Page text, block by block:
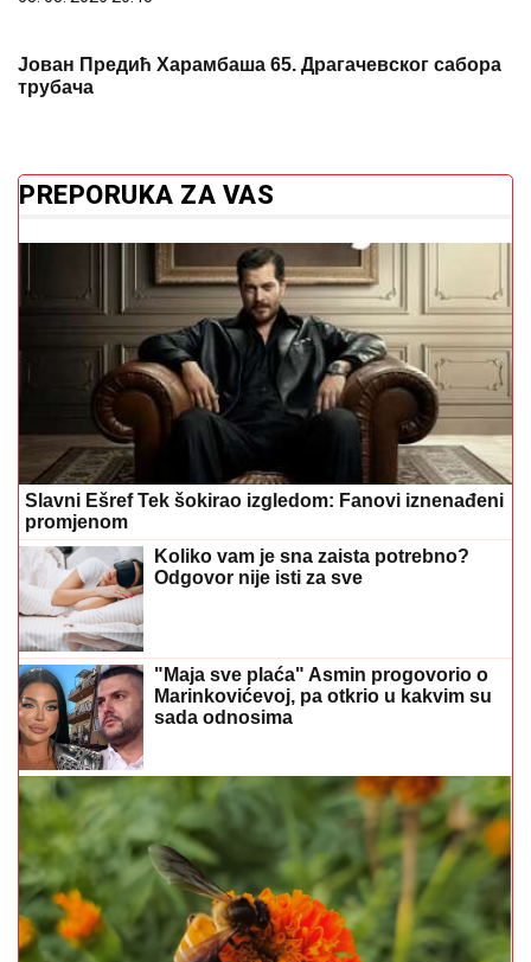
Јован Предић Харамбаша 65. Драгачевског сабора
трубача
PREPORUKA ZA VAS
Slavni Ešref Tek šokirao izgledom: Fanovi iznenađeni
promjenom
Koliko vam je sna zaista potrebno?
Odgovor nije isti za sve
"Maja sve plaća" Asmin progovorio o
Marinkovićevoj, pa otkrio u kakvim su
sada odnosima